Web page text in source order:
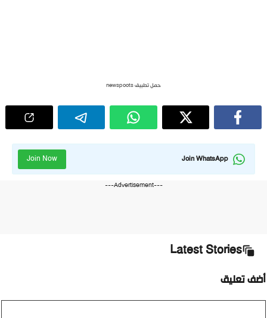
حمل تطبيق newspoots
Join WhatsApp
Join Now
---Advertisement---
Latest Stories
أضف تعليق